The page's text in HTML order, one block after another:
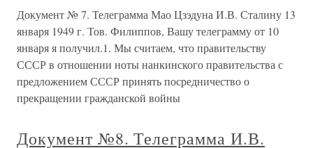
Документ № 7. Телеграмма Мао Цзэдуна И.В. Сталину 13
января 1949 г. Тов. Филиппов, Вашу телеграмму от 10
января я получил.1. Мы считаем, что правительству
СССР в отношении ноты нанкинского правительства с
предложением СССР принять посредничество о
прекращении гражданской войны
Документ №8. Телеграмма И.В.